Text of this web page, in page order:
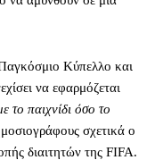
Κύπελλο και
να εφαρμόζεται
το παιχνίδι όσο το
σχετικά ο
διαιτητών της FIFA.